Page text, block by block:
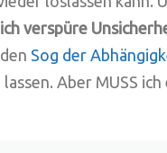
verspüre
Sog der
Aber MUSS